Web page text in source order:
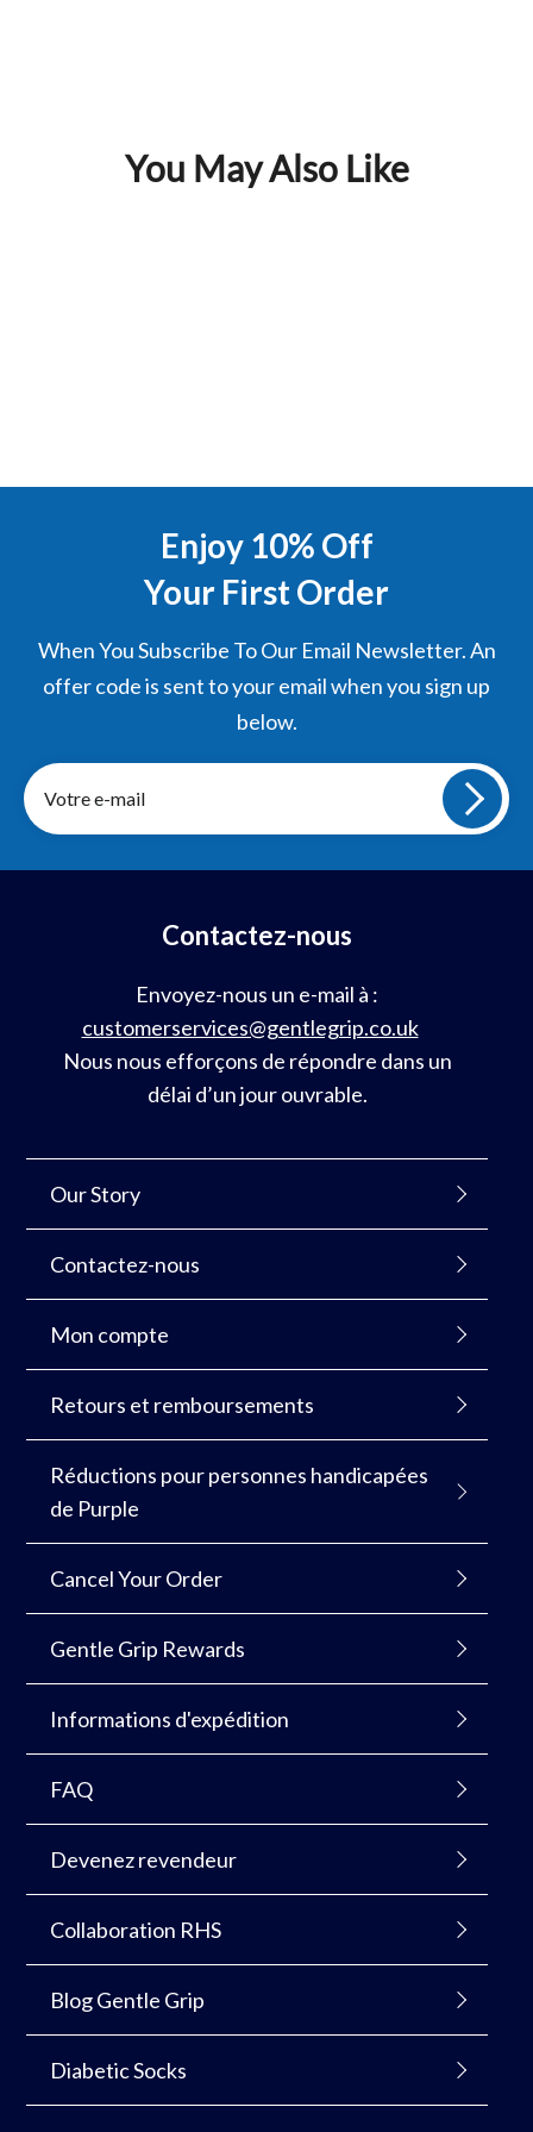
Enjoy 10% Off
Your First Order
When You Subscribe To Our Email Newsletter. An
offer code is sent to your email when you sign up
below.
Inscrivez-
vous
à
notre
Our Story
Contactez-nous
Mon compte
Retours et remboursements
Réductions pour personnes handicapées
de Purple
Cancel Your Order
Gentle Grip Rewards
Informations d'expédition
FAQ
Devenez revendeur
Collaboration RHS
Blog Gentle Grip
Diabetic Socks
Contactez-nous
Envoyez-nous un e-mail à :
customerservices@gentlegrip.co.uk
Nous nous efforçons de répondre dans un
délai d’un jour ouvrable.